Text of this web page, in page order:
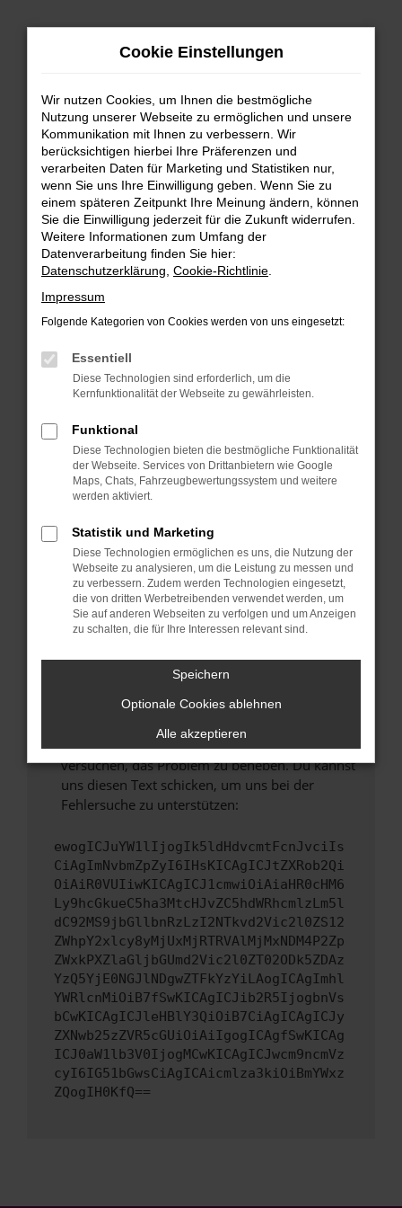
Zum
FEHLER: NETWORK ERROR
Beim Laden ist ein Fehler aufgetreten.
Hier sind ein paar Tipps, die dir helfen können:
Überprüfe deine Firewall und deine
Internetverbindung.
Laden andere Webseiten, zum Beispiel deine
Manche Erweiterungen, wie Werbeblocker,
verhindern. Funktioniert die Seite in einem
anderen Browser oder in einem privaten
Fenster?
Starte dein Gerät neu.
Probleme zu beheben.
Stelle sicher, dass dein Browser und dein
Betriebssystem auf dem neuesten Stand
sind.
Veraltete Software birgt nicht nur ein
Sicherheitsrisiko, sondern kann auch dazu
führen, dass bestimmte Funktionen nicht mehr
unterstützt werden.
Wende dich an den Webseitenbetreiber.
Wenn du alle oben genannten Schritte versucht
hast, kontaktiere uns bitte. Wir werden
versuchen, das Problem zu beheben. Du kannst
uns diesen Text schicken, um uns bei der
Fehlersuche zu unterstützen:
ewogICJuYW1lIjogIk5ldHdvcmtFcnJvciIs
CiAgImNvbmZpZyI6IHsKICAgICJtZXRob2Qi
OiAiR0VUIiwKICAgICJ1cmwiOiAiaHR0cHM6
Ly9hcGkueC5ha3MtcHJvZC5hdWRhcmlzLm5l
dC92MS9jbGllbnRzLzI2NTkvd2Vic2l0ZS12
ZWhpY2xlcy8yMjUxMjRTRVAlMjMxNDM4P2Zp
ZWxkPXZlaGljbGUmd2Vic2l0ZT02ODk5ZDAz
YzQ5YjE0NGJlNDgwZTFkYzYiLAogICAgImhl
YWRlcnMiOiB7fSwKICAgICJib2R5IjogbnVs
bCwKICAgICJleHBlY3QiOiB7CiAgICAgICJy
ZXNwb25zZVR5cGUiOiAiIgogICAgfSwKICAg
ICJ0aW1lb3V0IjogMCwKICAgICJwcm9ncmVz
cyI6IG51bGwsCiAgICAicmlza3kiOiBmYWxz
ZQogIH0KfQ==
Cookie Einstellungen
Wir nutzen Cookies, um Ihnen die bestmögliche
Nutzung unserer Webseite zu ermöglichen und unsere
Kommunikation mit Ihnen zu verbessern. Wir
berücksichtigen hierbei Ihre Präferenzen und
verarbeiten Daten für Marketing und Statistiken nur,
wenn Sie uns Ihre Einwilligung geben. Wenn Sie zu
einem späteren Zeitpunkt Ihre Meinung ändern, können
Sie die Einwilligung jederzeit für die Zukunft widerrufen.
Weitere Informationen zum Umfang der
Datenverarbeitung finden Sie hier:
Datenschutzerklärung Cookie-Richtlinie
Impressum
Folgende Kategorien von Cookies werden von uns eingesetzt:
Essentiell
Diese Technologien sind erforderlich, um die
Kernfunktionalität der Webseite zu gewährleisten.
Funktional
Diese Technologien bieten die bestmögliche Funktionalität
der Webseite. Services von Drittanbietern wie Google
Maps, Chats, Fahrzeugbewertungssystem und weitere
werden aktiviert.
Statistik und Marketing
Diese Technologien ermöglichen es uns, die Nutzung der
Webseite zu analysieren, um die Leistung zu messen und
zu verbessern. Zudem werden Technologien eingesetzt,
die von dritten Werbetreibenden verwendet werden, um
Sie auf anderen Webseiten zu verfolgen und um Anzeigen
zu schalten, die für Ihre Interessen relevant sind.
Speichern
Optionale Cookies ablehnen
Alle akzeptieren